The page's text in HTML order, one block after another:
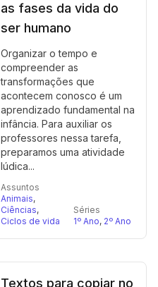
as fases da vida do
ser humano
Organizar o tempo e
compreender as
transformações que
acontecem conosco é um
aprendizado fundamental na
infância. Para auxiliar os
professores nessa tarefa,
preparamos uma atividade
lúdica...
Assuntos
Animais,
Ciências,
Ciclos de vida
Séries
1º Ano, 2º Ano
Textos para copiar no